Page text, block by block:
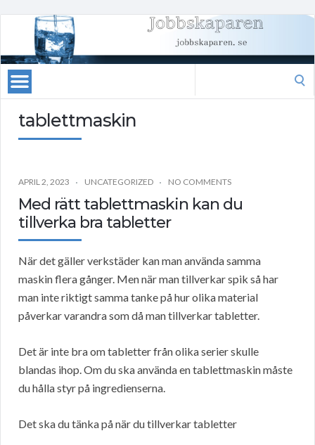
tablettmaskin
APRIL 2, 2023 UNCATEGORIZED NO COMMENTS
Med rätt tablettmaskin kan du
tillverka bra tabletter
När det gäller verkstäder kan man använda samma
maskin flera gånger. Men när man tillverkar spik så har
man inte riktigt samma tanke på hur olika material
påverkar varandra som då man tillverkar tabletter.
Det är inte bra om tabletter från olika serier skulle
blandas ihop. Om du ska använda en tablettmaskin måste
du hålla styr på ingredienserna.
Det ska du tänka på när du tillverkar tabletter